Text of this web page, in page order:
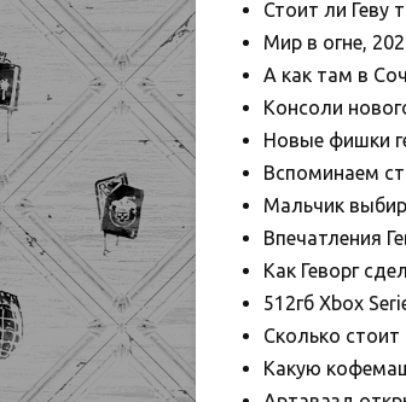
Стоит ли Геву
Мир в огне,
А как там в
Консоли
Новые фишки
Вспоминаем
Мальчик
Впечатления
Как Геворг
512гб Xbox
Сколько
Какую